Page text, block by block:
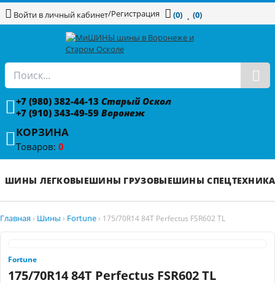
Войти в личный кабинет/Регистрация (0) (0)
+7 (980) 382-44-13 Старый Оскол
+7 (910) 343-49-59 Воронеж
КОРЗИНА
Товаров: 0
ШИНЫ ЛЕГКОВЫЕШИНЫ ГРУЗОВЫЕШИНЫ СПЕЦТЕХНИКА
Главная › Шины › Fortune › 175/70R14 84T Perfectus FSR602 TL
Fortune
175/70R14 84T Perfectus FSR602 TL